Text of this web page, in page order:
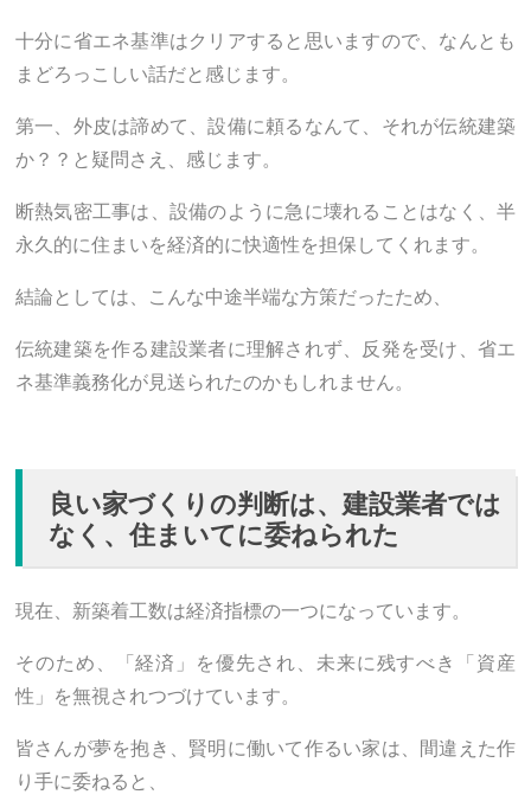
十分に省エネ基準はクリアすると思いますので、なんとも
まどろっこしい話だと感じます。
第一、外皮は諦めて、設備に頼るなんて、それが伝統建築
か？？と疑問さえ、感じます。
断熱気密工事は、設備のように急に壊れることはなく、半
永久的に住まいを経済的に快適性を担保してくれます。
結論としては、こんな中途半端な方策だったため、
伝統建築を作る建設業者に理解されず、反発を受け、省エ
ネ基準義務化が見送られたのかもしれません。
良い家づくりの判断は、建設業者では
なく、住まいてに委ねられた
現在、新築着工数は経済指標の一つになっています。
そのため、「経済」を優先され、未来に残すべき「資産
性」を無視されつづけています。
皆さんが夢を抱き、賢明に働いて作るい家は、間違えた作
り手に委ねると、